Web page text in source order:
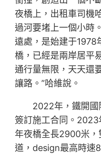
夜橋上，出租車司機
過河要堵上一個小時
遠處，是始建于1978
橋，已經是兩岸居平
通行量無限，天天還
讓路。”哈維說。
2022年，鐵開國
簽訂施工合同。2023
年夜橋全長2900米，
道，design最高時速